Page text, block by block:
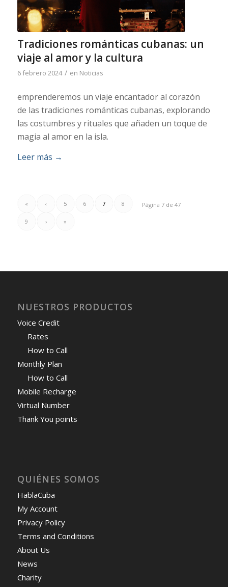
Tradiciones románticas cubanas: un
viaje al amor y la cultura
6 febrero 2024 / en Noticias
emprenderemos un viaje encantador al corazón
de las tradiciones románticas cubanas, explorando
las costumbres y rituales que añaden un toque de
magia al amor en la isla.
Leer más →
Página 7 de 47
« ‹ 5 6 7 8
9 › »
NUESTROS PRODUCTOS
Voice Credit
Rates
How to Call
Monthly Plan
How to Call
Mobile Recharge
Virtual Number
Thank You points
QUIÉNES SOMOS
HablaCuba
My Account
Privacy Policy
Terms and Conditions
About Us
News
Charity